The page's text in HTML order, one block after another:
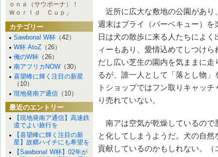
近所に広大な敷地の公園があり
週末はブライ（バーベキュー）
日は犬の散歩に来る人たちによ
ィーもあり、愛情込めてしつけ
だし広い芝生の園内を気ままに
るが、誰一人として「落とし物
トショップではフン取りキャッ
り売れていない。
南アは空気が乾燥しているので
と化してしまうようだ。犬の自
貢献しているのかもしれない。
ｏｎａ（サウボーナ）！
Ｗｏｒｌｄ Ｃｕｐ」
カテゴリー
Sawbona! W杯 （42）
W杯 AtoZ （26）
俺のW杯 （26）
南アフリカNOW （30）
喜望峰に輝く注目の新星
（10）
現地発南ア通信 （10）
最近のエントリー
【現地発南ア通信】高速鉄
道でよい旅行を
【喜望峰に輝く注目の新
星】故郷ハイチにも希望を
【Sawbona! W杯】02年が